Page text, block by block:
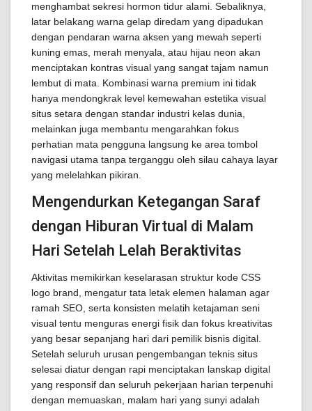
menghambat sekresi hormon tidur alami. Sebaliknya,
latar belakang warna gelap diredam yang dipadukan
dengan pendaran warna aksen yang mewah seperti
kuning emas, merah menyala, atau hijau neon akan
menciptakan kontras visual yang sangat tajam namun
lembut di mata. Kombinasi warna premium ini tidak
hanya mendongkrak level kemewahan estetika visual
situs setara dengan standar industri kelas dunia,
melainkan juga membantu mengarahkan fokus
perhatian mata pengguna langsung ke area tombol
navigasi utama tanpa terganggu oleh silau cahaya layar
yang melelahkan pikiran.
Mengendurkan Ketegangan Saraf
dengan Hiburan Virtual di Malam
Hari Setelah Lelah Beraktivitas
Aktivitas memikirkan keselarasan struktur kode CSS
logo brand, mengatur tata letak elemen halaman agar
ramah SEO, serta konsisten melatih ketajaman seni
visual tentu menguras energi fisik dan fokus kreativitas
yang besar sepanjang hari dari pemilik bisnis digital.
Setelah seluruh urusan pengembangan teknis situs
selesai diatur dengan rapi menciptakan lanskap digital
yang responsif dan seluruh pekerjaan harian terpenuhi
dengan memuaskan, malam hari yang sunyi adalah